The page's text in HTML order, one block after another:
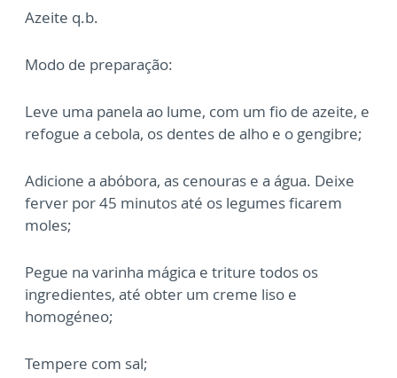
Azeite q.b.
Modo de preparação:
Leve uma panela ao lume, com um fio de azeite, e
refogue a cebola, os dentes de alho e o gengibre;
Adicione a abóbora, as cenouras e a água. Deixe
ferver por 45 minutos até os legumes ficarem
moles;
Pegue na varinha mágica e triture todos os
ingredientes, até obter um creme liso e
homogéneo;
Tempere com sal;